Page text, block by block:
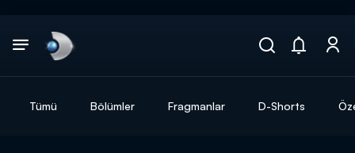
Tümü Bölümler Fragmanlar D-Shorts